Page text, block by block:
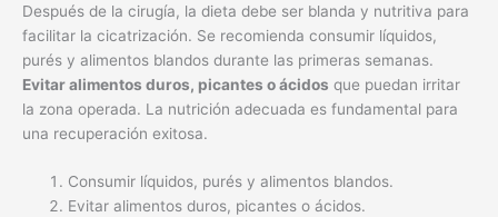
Después de la cirugía, la dieta debe ser blanda y nutritiva para
facilitar la cicatrización. Se recomienda consumir líquidos,
purés y alimentos blandos durante las primeras semanas.
Evitar alimentos duros, picantes o ácidos que puedan irritar
la zona operada. La nutrición adecuada es fundamental para
una recuperación exitosa.
Consumir líquidos, purés y alimentos blandos.
Evitar alimentos duros, picantes o ácidos.